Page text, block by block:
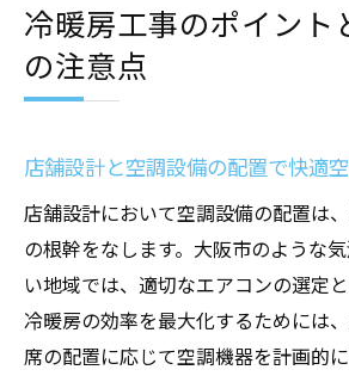
冷暖房工事のポイント
の注意点
店舗設計と空調設備の配置で快適
店舗設計において空調設備の配置は
の根幹をなします。大阪市のような
い地域では、適切なエアコンの選定と
冷暖房の効率を最大化するためには
席の配置に応じて空調機器を計画的